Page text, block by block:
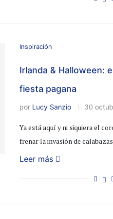
Inspiración
Irlanda & Halloween:
fiesta pagana
por Lucy Sanzio 30
Ya está aquí y ni siquiera el
frenar la invasión de
Leer más